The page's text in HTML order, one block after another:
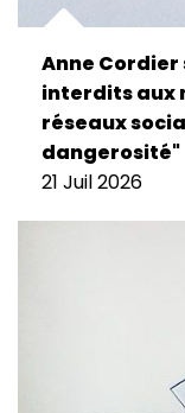
Anne Cordier
interdits aux
réseaux
dangerosité"
21 Juil 2026